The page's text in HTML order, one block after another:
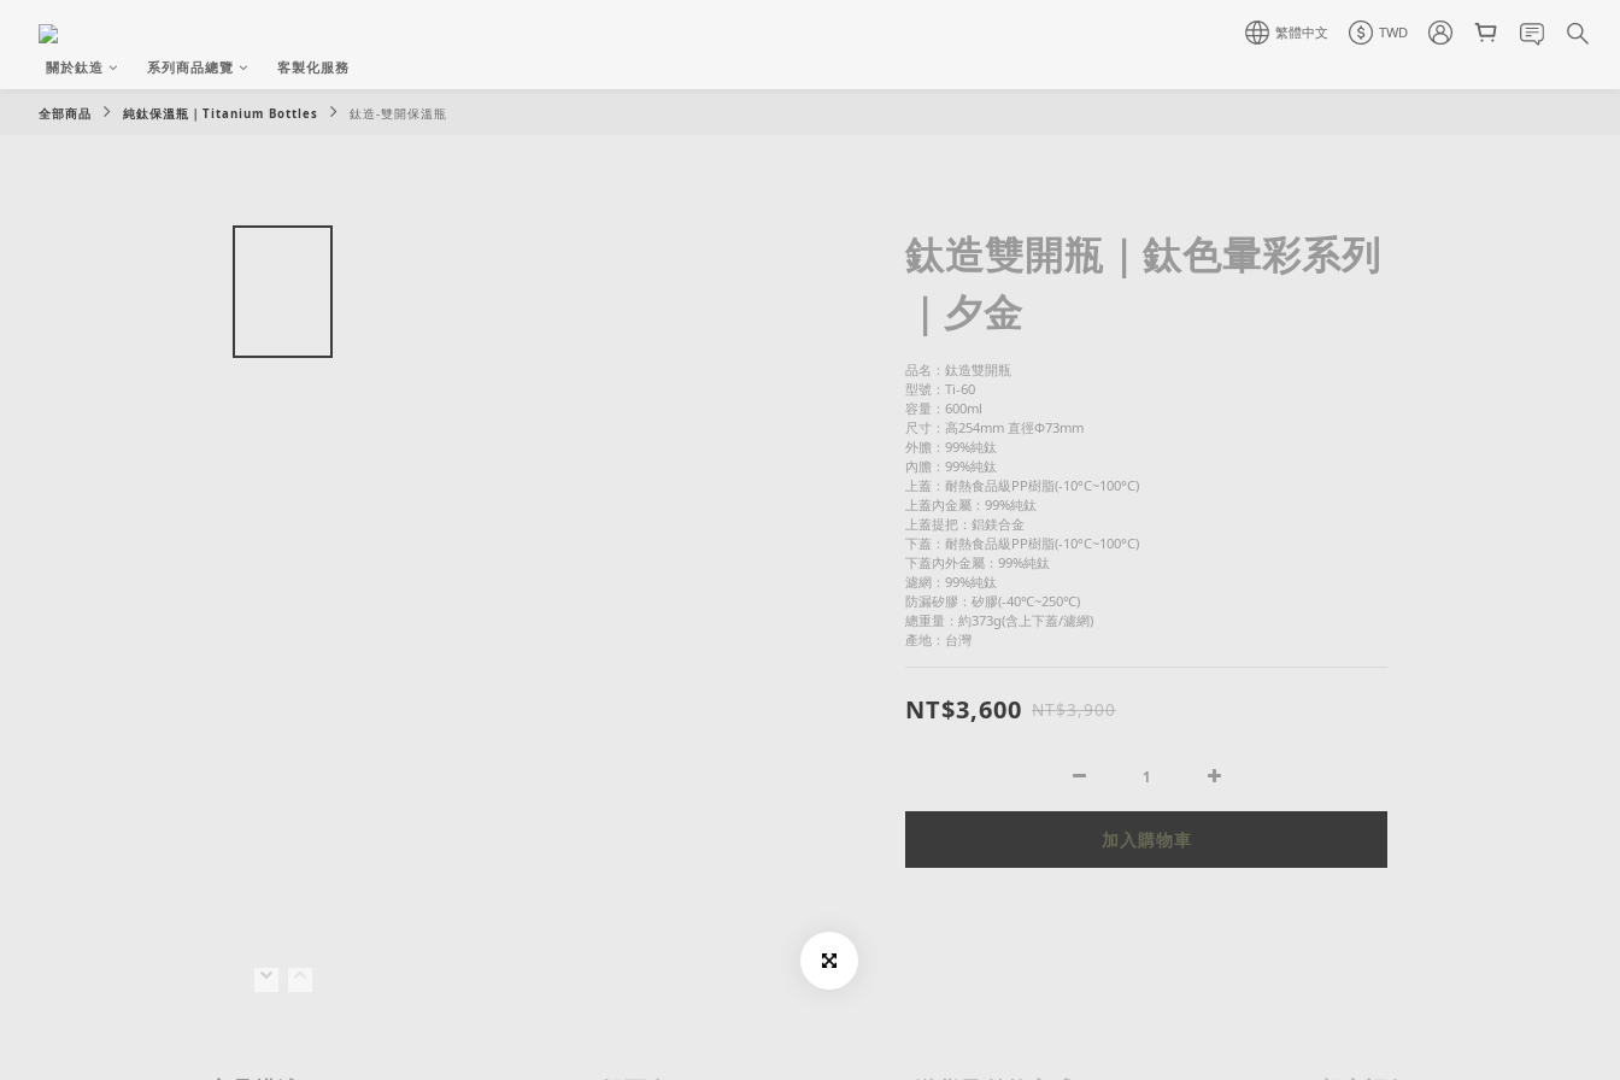
繁體中文
TWD
關於鈦造
系列商品總覽 客製化服務
全部商品 純鈦保溫瓶｜Titanium Bottles 鈦造-雙開保溫瓶
鈦造雙開瓶｜鈦色暈彩系列
｜夕金
品名：鈦造雙開瓶
型號：Ti-60
容量：600ml
尺寸：高254mm 直徑Φ73mm
外膽：99%純鈦
內膽：99%純鈦
上蓋：耐熱食品級PP樹脂(-10°C~100°C)
上蓋內金屬：99%純鈦
上蓋提把：鋁鎂合金
下蓋：耐熱食品級PP樹脂(-10°C~100°C)
下蓋內外金屬：99%純鈦
濾網：99%純鈦
防漏矽膠：矽膠(-40℃~250℃)
總重量：約373g(含上下蓋/濾網)
產地：台灣
NT$3,600 NT$3,900
加入購物車